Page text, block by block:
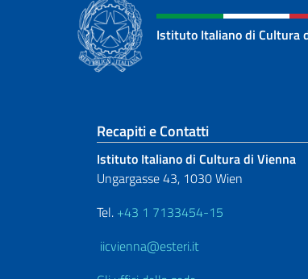
Istituto Italiano di Cultura
Sezione footer
Recapiti e Contatti
Istituto Italiano di Cultura di Vienna
Ungargasse 43, 1030 Wien
Tel. +43 1 7133454-15
iicvienna@esteri.it